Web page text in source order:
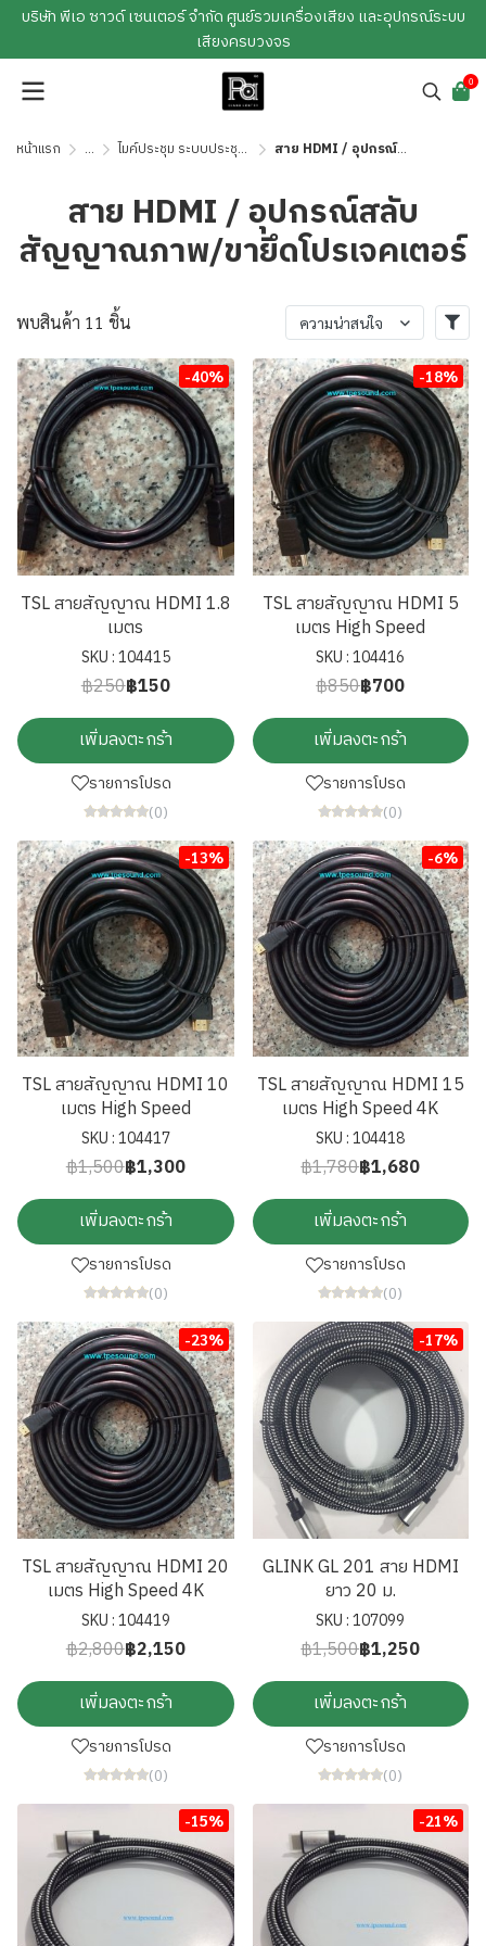
บริษัท พีเอ ซาวด์ เซนเตอร์ จำกัด ศูนย์รวมเครื่องเสียง และอุปกรณ์ระบบ
เสียงครบวงจร
0
หน้าแรก ... ไมค์ประชุม ระบบประชุม ระบบภาพ สาย HDMI / อุปกรณ์สลับสัญญาณภาพ / ขายึดโปรเจคเตอร์
สาย HDMI / อุปกรณ์สลับ
สัญญาณภาพ/ขายึดโปรเจคเตอร์
พบสินค้า 11 ชิ้น ความน่าสนใจ
-40%
TSL สายสัญญาณ HDMI 1.8
เมตร
SKU : 104415
฿250฿150
เพิ่มลงตะกร้า
รายการโปรด
(0)
-18%
TSL สายสัญญาณ HDMI 5
เมตร High Speed
SKU : 104416
฿850฿700
เพิ่มลงตะกร้า
รายการโปรด
(0)
-13%
TSL สายสัญญาณ HDMI 10
เมตร High Speed
SKU : 104417
฿1,500฿1,300
เพิ่มลงตะกร้า
รายการโปรด
(0)
-6%
TSL สายสัญญาณ HDMI 15
เมตร High Speed 4K
SKU : 104418
฿1,780฿1,680
เพิ่มลงตะกร้า
รายการโปรด
(0)
-23%
TSL สายสัญญาณ HDMI 20
เมตร High Speed 4K
SKU : 104419
฿2,800฿2,150
เพิ่มลงตะกร้า
รายการโปรด
(0)
-17%
GLINK GL 201 สาย HDMI
ยาว 20 ม.
SKU : 107099
฿1,500฿1,250
เพิ่มลงตะกร้า
รายการโปรด
(0)
-15% -21%